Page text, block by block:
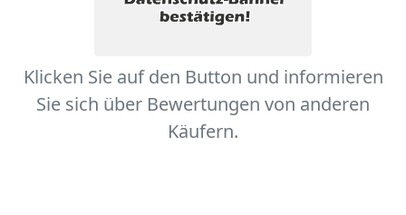
Klicken Sie auf den Button und informieren
Sie sich über Bewertungen von anderen
Käufern.